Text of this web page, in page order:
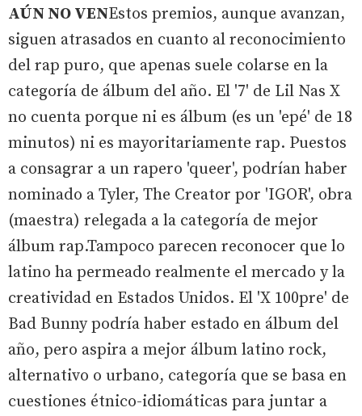
AÚN NO VENEstos premios, aunque avanzan,
siguen atrasados en cuanto al reconocimiento
del rap puro, que apenas suele colarse en la
categoría de álbum del año. El '7' de Lil Nas X
no cuenta porque ni es álbum (es un 'epé' de 18
minutos) ni es mayoritariamente rap. Puestos
a consagrar a un rapero 'queer', podrían haber
nominado a Tyler, The Creator por 'IGOR', obra
(maestra) relegada a la categoría de mejor
álbum rap.Tampoco parecen reconocer que lo
latino ha permeado realmente el mercado y la
creatividad en Estados Unidos. El 'X 100pre' de
Bad Bunny podría haber estado en álbum del
año, pero aspira a mejor álbum latino rock,
alternativo o urbano, categoría que se basa en
cuestiones étnico-idiomáticas para juntar a